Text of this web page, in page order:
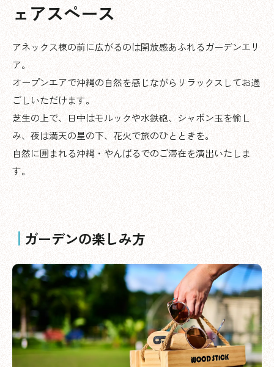
ェアスペース
アネックス棟の前に広がるのは開放感あふれるガーデンエリ
ア。
オープンエアで沖縄の自然を感じながらリラックスしてお過
ごしいただけます。
芝生の上で、日中はモルックや水鉄砲、シャボン玉を愉し
み、夜は満天の星の下、花火で旅のひとときを。
自然に囲まれる沖縄・やんばるでのご滞在を演出いたしま
す。
ガーデンの楽しみ方